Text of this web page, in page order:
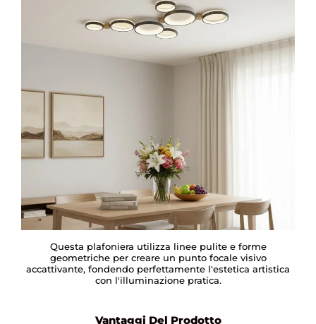
Questa plafoniera utilizza linee pulite e forme
geometriche per creare un punto focale visivo
accattivante, fondendo perfettamente l'estetica artistica
con l'illuminazione pratica.
Vantaggi Del Prodotto